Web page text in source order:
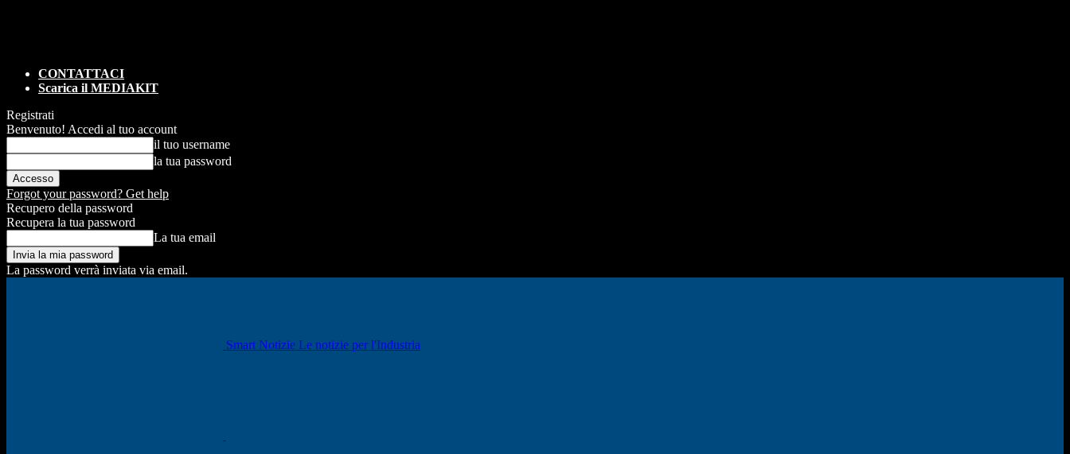
CONTATTACI
Scarica il MEDIAKIT
Registrati
Benvenuto! Accedi al tuo account
il tuo username
la tua password
Forgot your password? Get help
Recupero della password
Recupera la tua password
La tua email
La password verrà inviata via email.
Smart Notizie Le notizie per l'Industria